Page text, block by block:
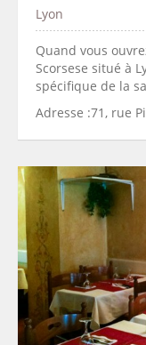
Lyon
Quand vous
Scorsese situé à
spécifique de la
Adresse :71, rue